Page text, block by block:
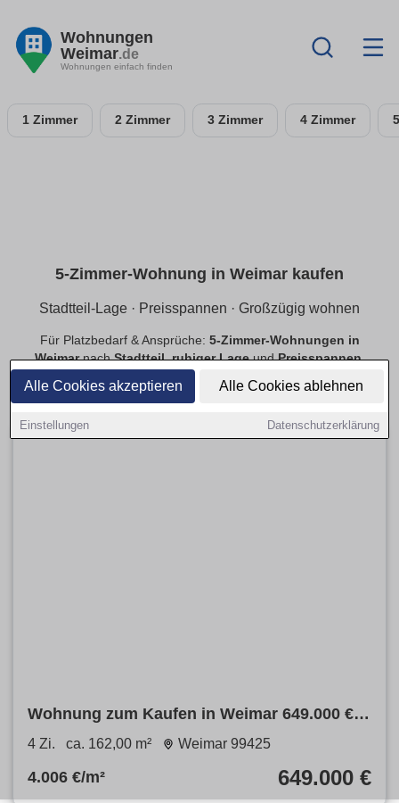
Alle Cookies akzeptieren Alle Cookies ablehnen
Einstellungen Datenschutzerklärung
Wohnungen
Weimar.de
Wohnungen einfach finden
1 Zimmer 2 Zimmer 3 Zimmer 4 Zimmer
5-Zimmer-Wohnung in Weimar kaufen
Stadtteil-Lage · Preisspannen · Großzügig wohnen
Für Platzbedarf & Ansprüche: 5-Zimmer-Wohnungen in
WeimarnachStadtteil,ruhiger LageundPreisspannen.
Angebote mit passender Ausstattung.
Wohnung zum Kaufen in Weimar 649.000 €
162 m²
4 Zi. ca. 162,00 m² Weimar 99425
4.006 €/m² 649.000 €